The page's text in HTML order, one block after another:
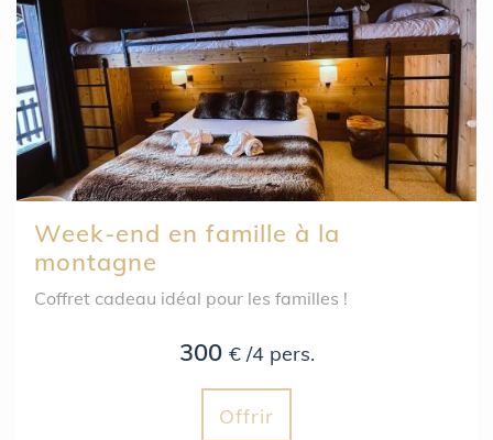
Week-end en famille à la
montagne
Coffret cadeau idéal pour les familles !
300 € /4 pers.
Offrir